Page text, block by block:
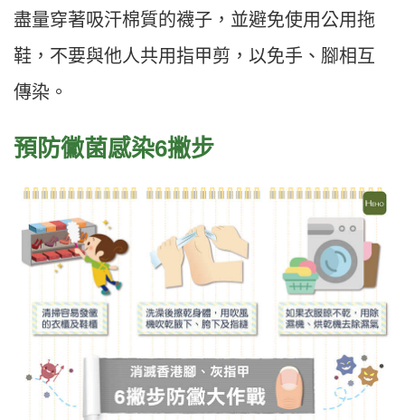
盡量穿著吸汗棉質的襪子，並避免使用公用拖
鞋，不要與他人共用指甲剪，以免手、腳相互
傳染。
預防黴菌感染6撇步